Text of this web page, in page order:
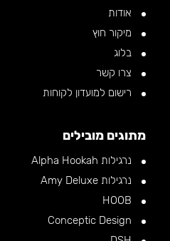
אודות
מיקור חוץ
בלוג
צרו קשר
רישום למועדון לקוחות
מתוגים מובילים
נרגילות Alpha Hookah
נרגילות Amy Deluxe